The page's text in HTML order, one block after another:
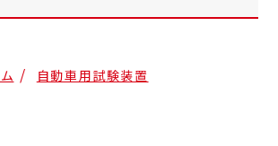
自動車用試験装置